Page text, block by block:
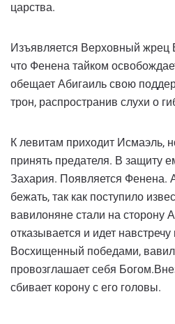
царства.
Изъявляется Верховный жрец
что Фенена тайком
обещает Абигаиль свою
трон, распространив слухи о
К левитам приходит Исмаэль,
принять предателя. В защиту
Захария. Появляется Фенена.
бежать, так как поступило
вавилоняне стали на сторону
отказывается и идет
Восхищенный победами,
провозглашает себя
сбивает корону с его головы.